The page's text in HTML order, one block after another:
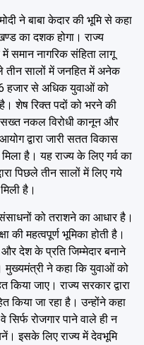
ने बाबा केदार की भूमि से कहा
का दशक होगा। राज्य
समान नागरिक संहिता लागू
तीन सालों में जनहित में अनेक
हजार से अधिक युवाओं को
शेष रिक्त पदों को भरने की
सख्त नकल विरोधी कानून और
द्वारा जारी सतत विकास
है। यह राज्य के लिए गर्व का
पिछले तीन सालों में लिए गये
है।
को तराशने का आधार है।
की महत्वपूर्ण भूमिका होती है।
और देश के प्रति जिम्मेदार बनाने
मुख्यमंत्री ने कहा कि युवाओं को
किया जाए। राज्य सरकार द्वारा
किया जा रहा है। उन्होंने कहा
रोजगार पाने वाले ही न
इसके लिए राज्य में देवभूमि